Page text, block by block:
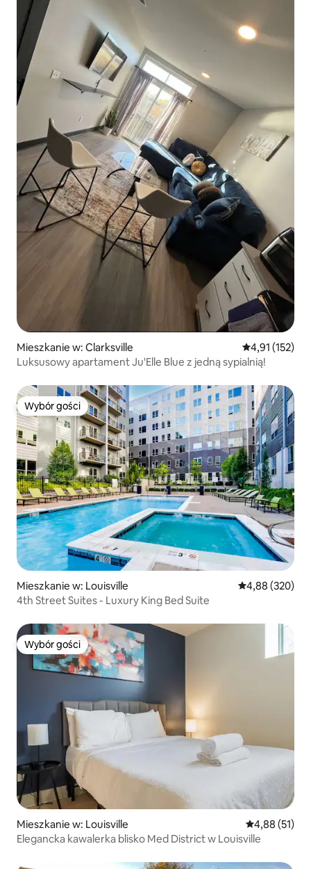
Mieszkanie w: Clarksville Średnia
4,91 (152)
Luksusowy apartament Ju'Elle Blue z jedną sypialnią!
Wybór gości
Wybór gości
Mieszkanie w: Louisville Średnia
4,88 (320)
4th Street Suites - Luxury King Bed Suite
Wybór gości
Wybór gości
Mieszkanie w: Louisville Średnia
4,88 (51)
Elegancka kawalerka blisko Med District w Louisville